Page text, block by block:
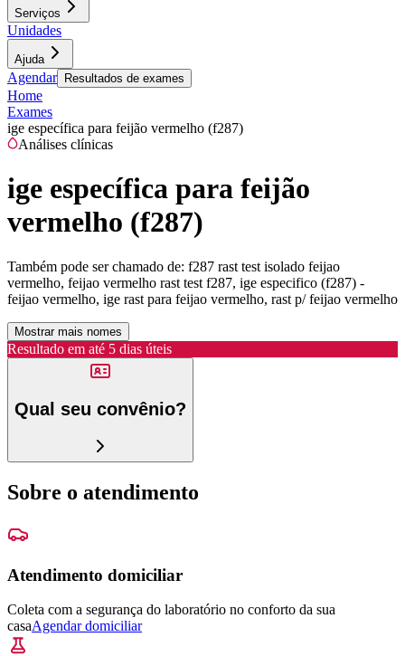
Serviços
Unidades
Ajuda
Agendar Resultados de exames
Home
Exames
ige específica para feijão vermelho (f287)
Análises clínicas
ige específica para feijão
vermelho (f287)
Também pode ser chamado de: f287 rast test isolado feijao
vermelho, feijao vermelho rast test f287, ige especifico (f287) -
feijao vermelho, ige rast para feijao vermelho, rast p/ feijao vermelho
Mostrar mais nomes
Resultado em até 5 dias úteis
Qual seu convênio?
Sobre o atendimento
Atendimento domiciliar
Coleta com a segurança do laboratório no conforto da sua
casaAgendar domiciliar